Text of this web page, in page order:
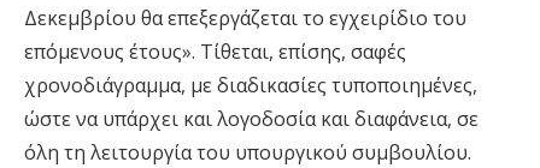
Δεκεμβρίου θα επεξεργάζεται το εγχειρίδιο του
επόμενους έτους». Τίθεται, επίσης, σαφές
χρονοδιάγραμμα, με διαδικασίες τυποποιημένες,
ώστε να υπάρχει και λογοδοσία και διαφάνεια, σε
όλη τη λειτουργία του υπουργικού συμβουλίου.